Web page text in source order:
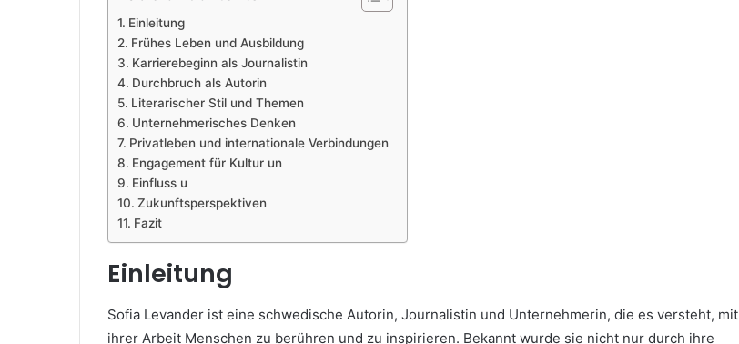
Einleitung
Frühes Leben und Ausbildung
Karrierebeginn als Journalistin
Durchbruch als Autorin
Literarischer Stil und Themen
Unternehmerisches Denken
Privatleben und internationale Verbindungen
Engagement für Kultur un
Einfluss u
Zukunftsperspektiven
Fazit
Einleitung
Sofia Levander ist eine schwedische Autorin, Journalistin und Unternehmerin, die es versteht, mit
ihrer Arbeit Menschen zu berühren und zu inspirieren. Bekannt wurde sie nicht nur durch ihre